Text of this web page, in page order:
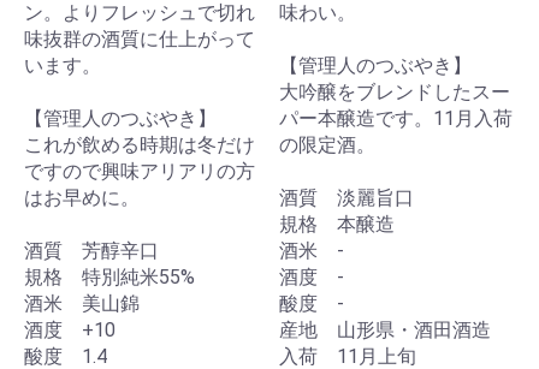
ン。よりフレッシュで切れ
味抜群の酒質に仕上がって
います。
【管理人のつぶやき】
これが飲める時期は冬だけ
ですので興味アリアリの方
はお早めに。
酒質 芳醇辛口
規格 特別純米55%
酒米 美山錦
酒度 +10
酸度 1.4
味わい。
【管理人のつぶやき】
大吟醸をブレンドしたスー
パー本醸造です。11月入荷
の限定酒。
酒質 淡麗旨口
規格 本醸造
酒米 -
酒度 -
酸度 -
産地 山形県・酒田酒造
入荷 11月上旬